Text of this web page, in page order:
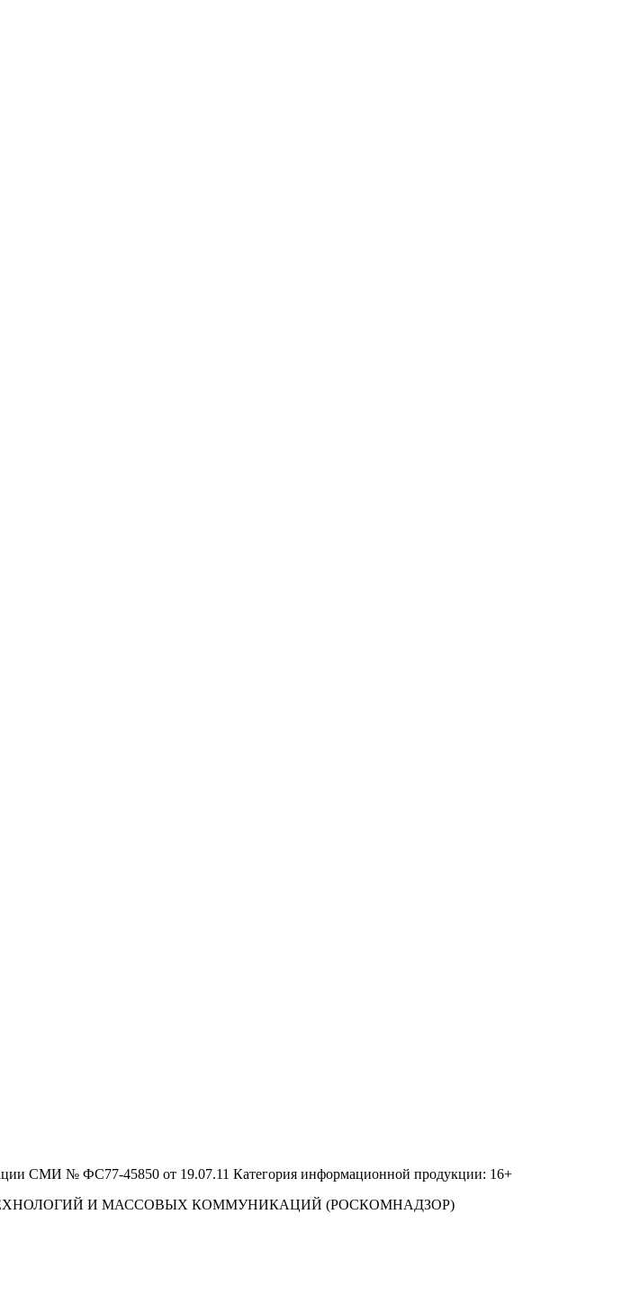
СМИ № ФС77-45850 от 19.07.11 Категория информационной продукции: 16+
И МАССОВЫХ КОММУНИКАЦИЙ (РОСКОМНАДЗОР)